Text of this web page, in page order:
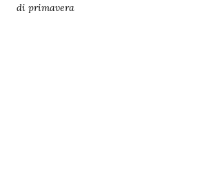
di primavera